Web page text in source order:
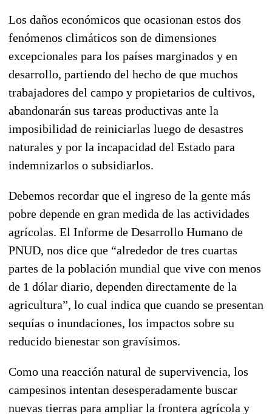
Los daños económicos que ocasionan estos dos
fenómenos climáticos son de dimensiones
excepcionales para los países marginados y en
desarrollo, partiendo del hecho de que muchos
trabajadores del campo y propietarios de cultivos,
abandonarán sus tareas productivas ante la
imposibilidad de reiniciarlas luego de desastres
naturales y por la incapacidad del Estado para
indemnizarlos o subsidiarlos.
Debemos recordar que el ingreso de la gente más
pobre depende en gran medida de las actividades
agrícolas. El Informe de Desarrollo Humano de
PNUD, nos dice que “alrededor de tres cuartas
partes de la población mundial que vive con menos
de 1 dólar diario, dependen directamente de la
agricultura”, lo cual indica que cuando se presentan
sequías o inundaciones, los impactos sobre su
reducido bienestar son gravísimos.
Como una reacción natural de supervivencia, los
campesinos intentan desesperadamente buscar
nuevas tierras para ampliar la frontera agrícola y